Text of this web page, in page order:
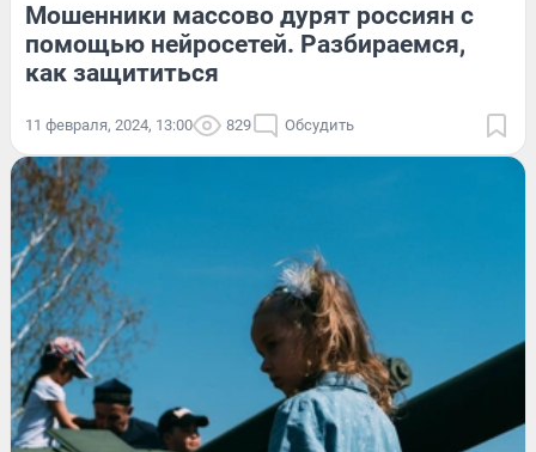
Мошенники массово дурят россиян с
помощью нейросетей. Разбираемся,
как защититься
11 февраля, 2024, 13:00 829 Обсудить